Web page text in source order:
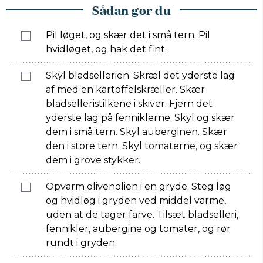
Sådan gør du
Pil løget, og skær det i små tern. Pil
hvidløget, og hak det fint.
Skyl bladsellerien. Skræl det yderste lag
af med en kartoffelskræller. Skær
bladselleristilkene i skiver. Fjern det
yderste lag på fenniklerne. Skyl og skær
dem i små tern. Skyl auberginen. Skær
den i store tern. Skyl tomaterne, og skær
dem i grove stykker.
Opvarm olivenolien i en gryde. Steg løg
og hvidløg i gryden ved middel varme,
uden at de tager farve. Tilsæt bladselleri,
fennikler, aubergine og tomater, og rør
rundt i gryden.